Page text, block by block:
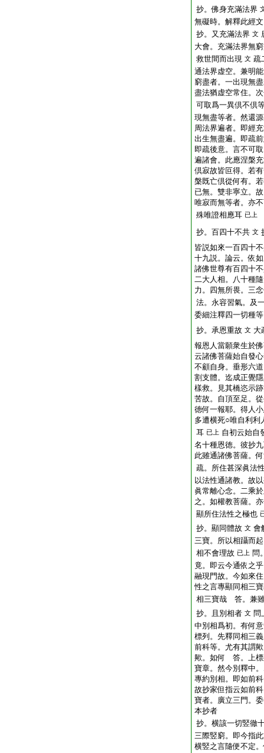
抄。佛身充滿法界
無礙時。解釋此經
抄。又充滿法界 文
大會。充滿法界無
救世間而出現 文 疏
通法界虚空。兼明
窮盡者。一出現無
盡法猶虚空常住。
可取爲一異倶不倶
現無盡等者。然還
周法界遍者。即經
出生無盡遍。即疏
即疏後意。言不可
遍諸會。此應涅槃
倶寂故皆叵得。若
槃既亡倶從何有。
已無。雙非寧立。
唯寂而無等者。亦
殊唯證相應耳 已上
抄。百四十不共 文
皆説如來一百四十
十九説。論云。依
諸佛世尊有百四十
二大人相。八十種
力。四無所畏。三
法。永容習氣。及
委細注釋四一切種等
抄。承恩重故 文 大
報恩人當願衆生於
云諸佛菩薩始自發
不顧自身。垂形六
割支體。迄成正覺
樣救。見其橋恣示
苦故。自頂至足。
徳何一報耶。得人
多遭横死○唯自利利
耳 已上 自初云始自
名十種恩徳。彼抄
此雖通諸佛菩薩。
疏。所住甚深眞法
以法性通諸教。故
眞常離心念。二乘
之。如權教菩薩。
顯所住法性之極也
抄。顯同體故 文 會
三寶。所以相躡而
相不會理故 已上 問
竟。即云今通依之
融現門故。今如來
性之言專顯同相三
相三寶哉 答。兼
抄。且別相者 文 問
中別相爲初。有何
標列。先釋同相三
前科等。尤有其謂
歟。如何 答。上標
寶章。然今別釋中
專約別相。即如前
故抄家但指云如前
寶者。廣立三門。
本抄者
抄。横該一切竪徹
三際竪窮。即今指
横竪之言隨便不定